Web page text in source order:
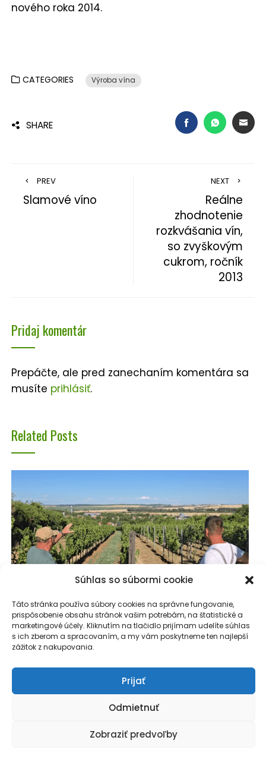
Súhlas so súbormi cookie
Táto stránka používa súbory cookies na správne fungovanie,
prispôsobenie obsahu stránok vašim potrebám, na štatistické a
marketingové účely. Kliknutím na tlačidlo prijímam udelíte súhlas
s ich zberom a spracovaním, a my vám poskytneme ten najlepší
zážitok z nakupovania.
Prijať
Odmietnuť
Zobraziť predvoľby
nového roka 2014.
CATEGORIES Výroba vína
SHARE FACEBOOK
PREV
Slamové víno
NEXT
Reálne
zhodnotenie
rozkvášania vín,
so zvyškovým
cukrom, ročník
2013
Pridaj komentár
Prepáčte, ale pred zanechaním komentára sa
musíte prihlásiť.
Related Posts
Vinárstvo SCHRONER ekologické vinohradníctvo a
skúsenosti s Ekolive